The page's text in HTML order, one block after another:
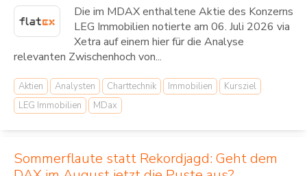
Die im MDAX enthaltene Aktie des Konzerns
LEG Immobilien notierte am 06. Juli 2026 via
Xetra auf einem hier für die Analyse
relevanten Zwischenhoch von...
Aktien Analysten Charttechnik Immobilien
Kursziel
LEG Immobilien
MDax
Sommerflaute statt Rekordjagd: Geht dem